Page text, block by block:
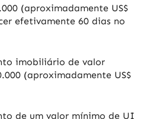
(aproximadamente US$
efetivamente 60 dias no
imobiliário de valor
(aproximadamente US$
de um valor mínimo de UI